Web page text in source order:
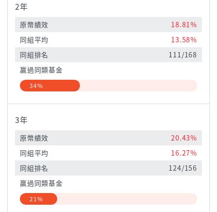
2年
原幣績效
18.81%
同組平均
13.58%
同組排名
111/168
贏過同類基金
34%
3年
原幣績效
20.43%
同組平均
16.27%
同組排名
124/156
贏過同類基金
21%